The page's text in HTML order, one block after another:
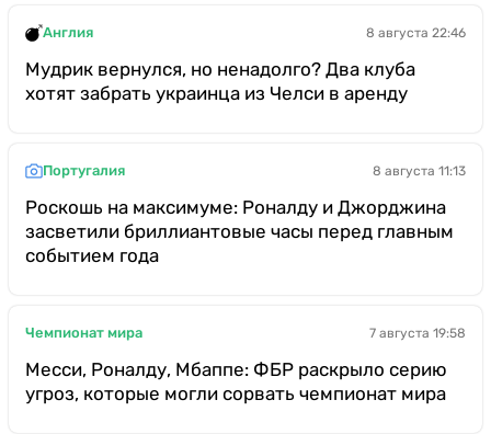
Англия 8 августа 22:46
Мудрик вернулся, но ненадолго? Два клуба
хотят забрать украинца из Челси в аренду
Португалия 8 августа 11:13
Роскошь на максимуме: Роналду и Джорджина
засветили бриллиантовые часы перед главным
событием года
Чемпионат мира 7 августа 19:58
Месси, Роналду, Мбаппе: ФБР раскрыло серию
угроз, которые могли сорвать чемпионат мира